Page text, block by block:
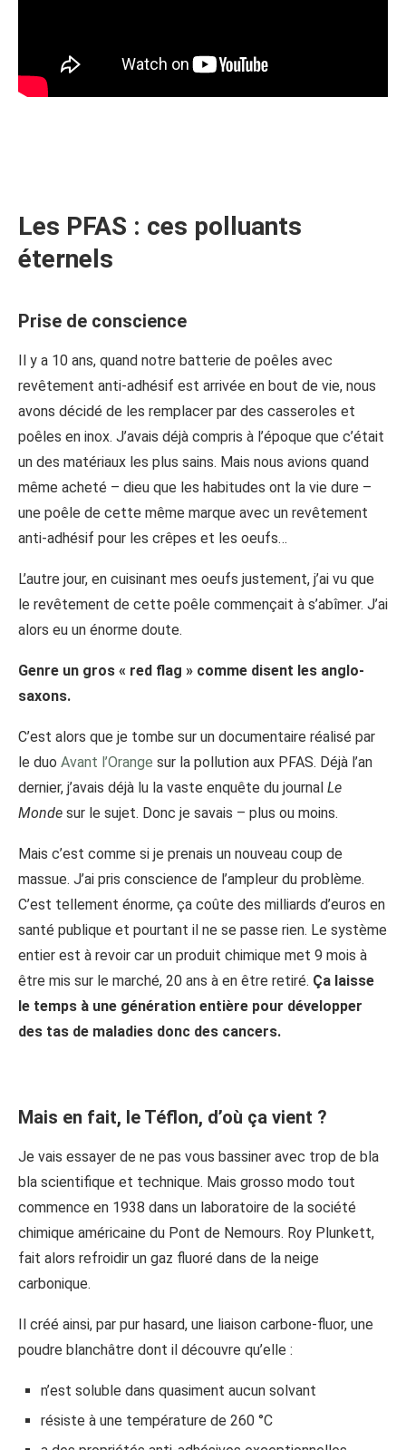
Les PFAS : ces polluants
éternels
Prise de conscience
Il y a 10 ans, quand notre batterie de poêles avec
revêtement anti-adhésif est arrivée en bout de vie, nous
avons décidé de les remplacer par des casseroles et
poêles en inox. J’avais déjà compris à l’époque que c’était
un des matériaux les plus sains. Mais nous avions quand
même acheté – dieu que les habitudes ont la vie dure –
une poêle de cette même marque avec un revêtement
anti-adhésif pour les crêpes et les oeufs…
L’autre jour, en cuisinant mes oeufs justement, j’ai vu que
le revêtement de cette poêle commençait à s’abîmer. J’ai
alors eu un énorme doute.
Genre un gros « red flag » comme disent les anglo-
saxons.
C’est alors que je tombe sur un documentaire réalisé par
le duo Avant l’Orange sur la pollution aux PFAS. Déjà l’an
dernier, j’avais déjà lu la vaste enquête du journal Le
Monde sur le sujet. Donc je savais – plus ou moins.
Mais c’est comme si je prenais un nouveau coup de
massue. J’ai pris conscience de l’ampleur du problème.
C’est tellement énorme, ça coûte des milliards d’euros en
santé publique et pourtant il ne se passe rien. Le système
entier est à revoir car un produit chimique met 9 mois à
être mis sur le marché, 20 ans à en être retiré. Ça laisse
le temps à une génération entière pour développer
des tas de maladies donc des cancers.
Mais en fait, le Téflon, d’où ça vient ?
Je vais essayer de ne pas vous bassiner avec trop de bla
bla scientifique et technique. Mais grosso modo tout
commence en 1938 dans un laboratoire de la société
chimique américaine du Pont de Nemours. Roy Plunkett,
fait alors refroidir un gaz fluoré dans de la neige
carbonique.
Il créé ainsi, par pur hasard, une liaison carbone-fluor, une
poudre blanchâtre dont il découvre qu’elle :
n’est soluble dans quasiment aucun solvant
résiste à une température de 260 °C